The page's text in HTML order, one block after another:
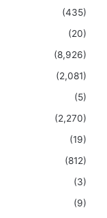
(435)
(20)
(8,926)
(2,081)
(5)
(2,270)
(19)
(812)
(3)
(9)